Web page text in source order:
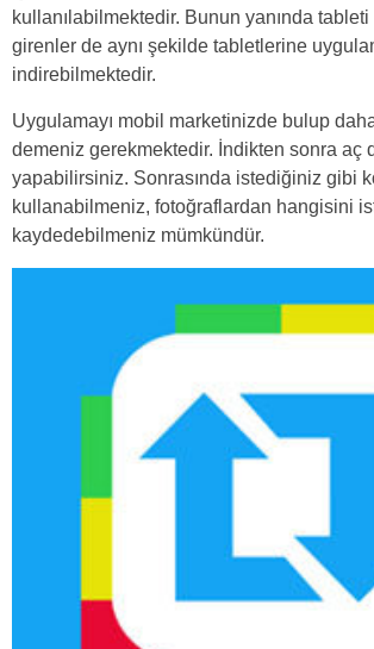
kullanılabilmektedir. Bunun yanında tableti
girenler de aynı şekilde tabletlerine
indirebilmektedir.
Uygulamayı mobil marketinizde bulup
demeniz gerekmektedir. İndikten sonra aç
yapabilirsiniz. Sonrasında istediğiniz gibi
kullanabilmeniz, fotoğraflardan hangisini
kaydedebilmeniz mümkündür.